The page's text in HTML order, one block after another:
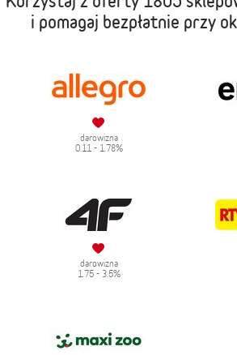
i pomagaj bezpłatnie przy
darowizna
0.11 - 1.78%
darowizna
1.75 - 3.5%